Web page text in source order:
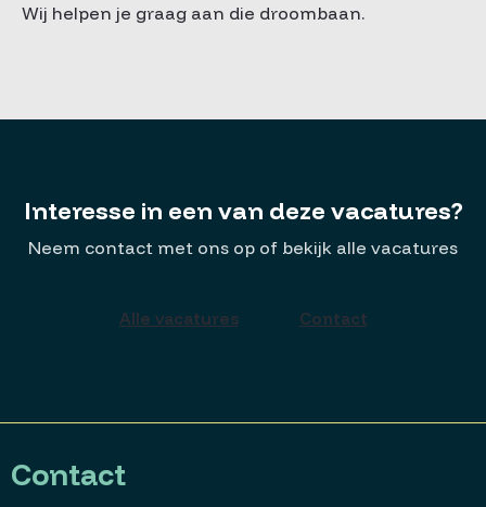
Wij helpen je graag aan die droombaan.
Interesse in een van deze vacatures?
Neem contact met ons op of bekijk alle vacatures
Alle vacatures Contact
Contact